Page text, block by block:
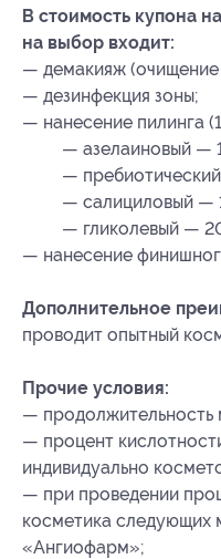
В стоимость купона
на выбор входит:
— демакияж (очищение
— дезинфекция зоны;
— нанесение пилинга
— азелаиновый —
—
— салициловый —
— гликолевый —
— нанесение
Дополнительное
проводит опытный
Прочие условия:
—
— процент
индивидуально
— при проведении
косметика следующих
«Ангиофарм»;